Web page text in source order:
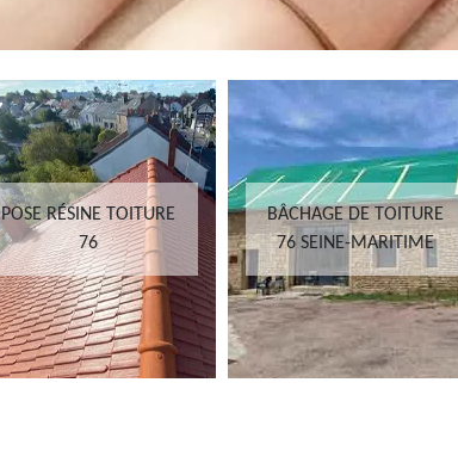
POSE RÉSINE TOITURE
76
BÂCHAGE DE TOITURE
76 SEINE-MARITIME